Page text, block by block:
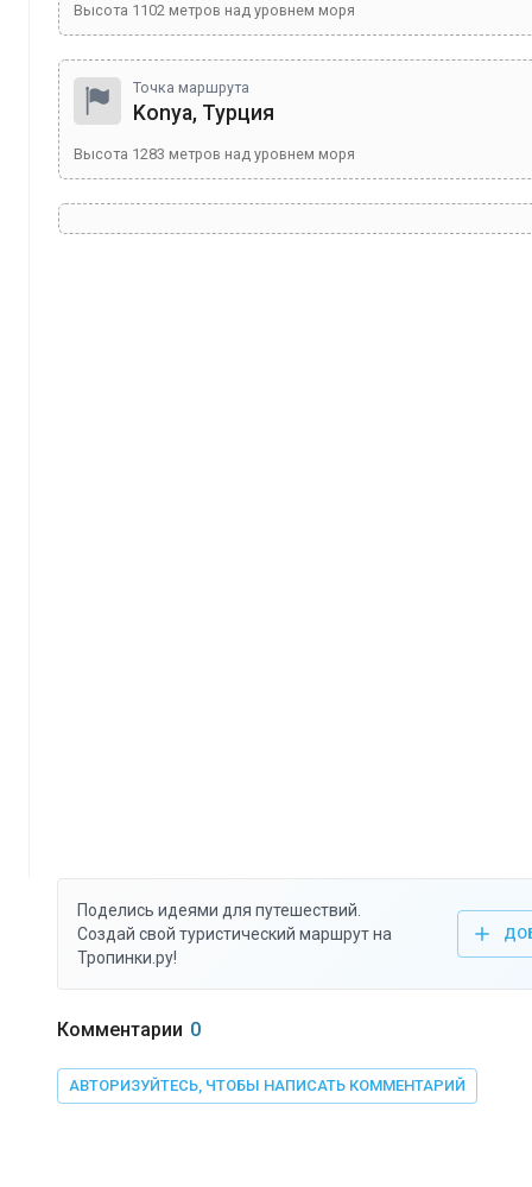
Высота 1102 метров над уровнем моря
Точка маршрута
Konya, Турция
Высота 1283 метров над уровнем моря
Поделись идеями для путешествий.
Создай свой туристический маршрут на
Тропинки.ру!
Комментарии 0
АВТОРИЗУЙТЕСЬ, ЧТОБЫ НАПИСАТЬ КОММЕНТАРИЙ